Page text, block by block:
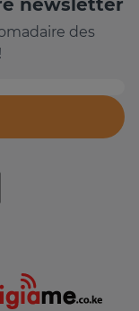
newsletter
des